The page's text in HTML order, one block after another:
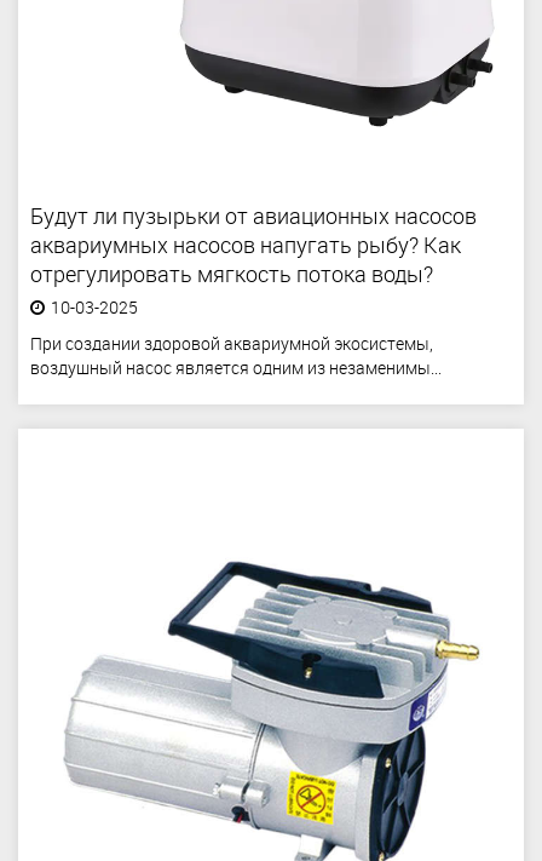
Будут ли пузырьки от авиационных насосов
аквариумных насосов напугать рыбу? Как
отрегулировать мягкость потока воды?
10-03-2025
При создании здоровой аквариумной экосистемы,
воздушный насос является одним из незаменимы...